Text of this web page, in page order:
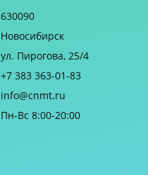
630090
Новосибирск
ул. Пирогова, 25/4
+7 383 363-01-83
info@cnmt.ru
Пн-Вс 8:00-20:00